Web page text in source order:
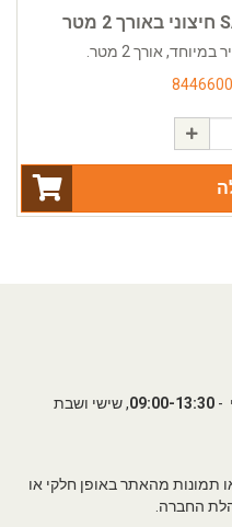
-
09:00-13:30, שישי ושבת
תמונות מהאתר באופן חלקי או
החברה.